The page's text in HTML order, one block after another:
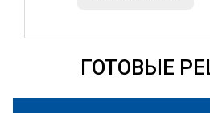
ГОТОВЫЕ